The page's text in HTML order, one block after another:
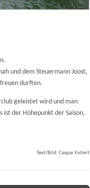
und dem Steuermann Joost,
durften.
geleistet wird und man
ist der Höhepunkt der Saison,
Text/Bild: Caspar Follert